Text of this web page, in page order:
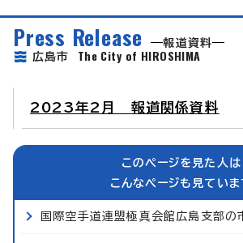
Press Release
報道資料
広島市 The City of HIROSHIMA
2023年2月 報道関係資料
このページを見た人は
こんなページも見ていま
国際空手道連盟極真会館広島支部の